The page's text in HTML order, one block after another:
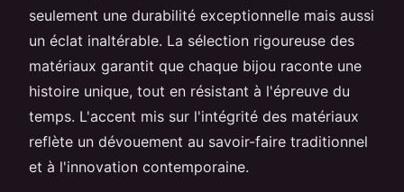
seulement une durabilité exceptionnelle mais aussi
un éclat inaltérable. La sélection rigoureuse des
matériaux garantit que chaque bijou raconte une
histoire unique, tout en résistant à l'épreuve du
temps. L'accent mis sur l'intégrité des matériaux
reflète un dévouement au savoir-faire traditionnel
et à l'innovation contemporaine.